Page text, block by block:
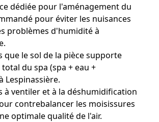
dédiée pour l'aménagement du
pour éviter les nuisances
problèmes d'humidité à
que le sol de la pièce supporte
du spa (spa + eau +
Lespinassière.
à ventiler et à la déshumidification
contrebalancer les moisissures
optimale qualité de l'air.